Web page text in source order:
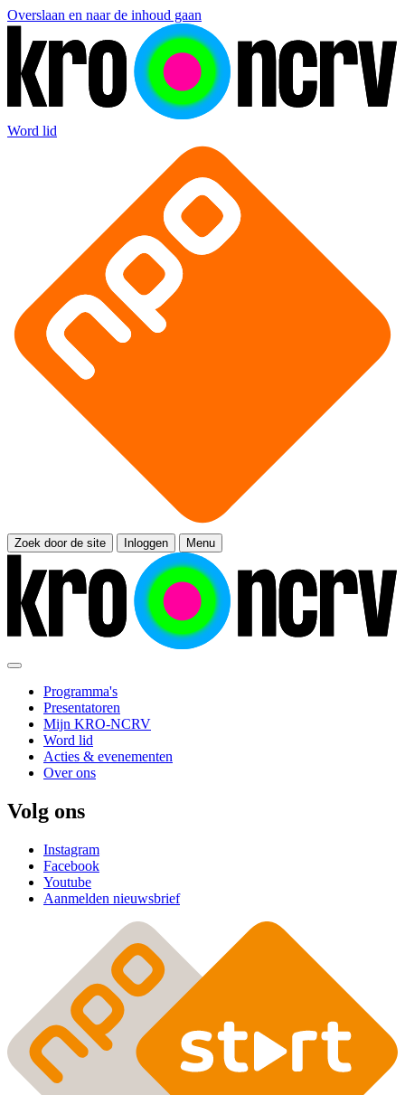
Overslaan en naar de inhoud gaan
Word lid
Zoek door de site Inloggen Menu
Programma's
Presentatoren
Mijn KRO-NCRV
Word lid
Acties & evenementen
Over ons
Volg ons
Instagram
Facebook
Youtube
Aanmelden nieuwsbrief